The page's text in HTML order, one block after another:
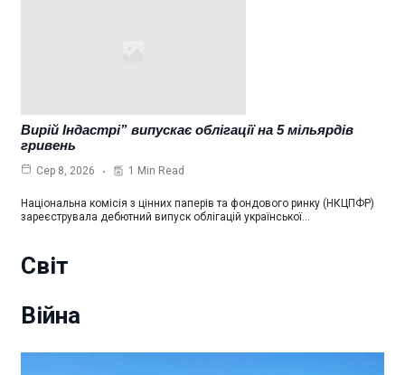
Вирій Індастрі” випускає облігації на 5 мільярдів
гривень
Сер 8, 2026 1 Min Read
Національна комісія з цінних паперів та фондового ринку (НКЦПФР)
зареєструвала дебютний випуск облігацій української…
Світ
Війна